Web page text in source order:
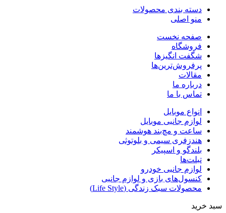
دسته بندی محصولات
منو اصلی
صفحه نخست
فروشگاه
شگفت انگیزها
پرفروش‌ترین‌ها
مقالات
درباره ما
تماس با ما
انواع موبایل
لوازم جانبی موبایل
ساعت و مچ‌بند هوشمند
هندزفری سیمی و بلوتوثی
بلندگو و اسپیکر
تبلت‌ها
لوازم جانبی خودرو
کنسول‌های بازی و لوازم جانبی
محصولات سبک زندگی (Life Style)
سبد خرید